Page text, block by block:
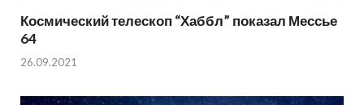
Космический телескоп “Хаббл” показал Мессье
64
26.09.2021